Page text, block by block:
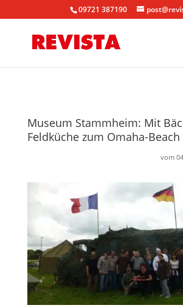
09721 387190
Museum Stammheim: Mit
Feldküche zum Omaha-Beach
vom